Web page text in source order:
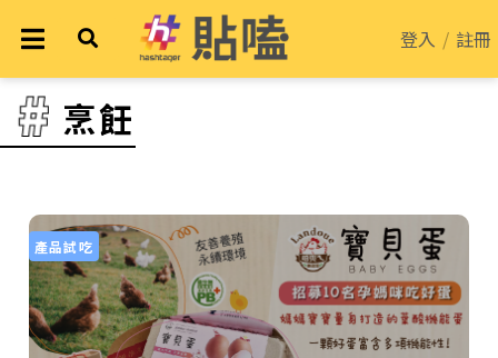
登入 / 註冊
烹飪
產品試吃